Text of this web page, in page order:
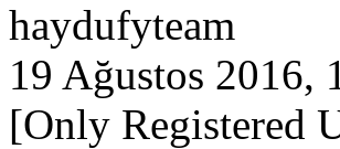
haydufyteam
19 Ağustos 2016,
[Only Registered